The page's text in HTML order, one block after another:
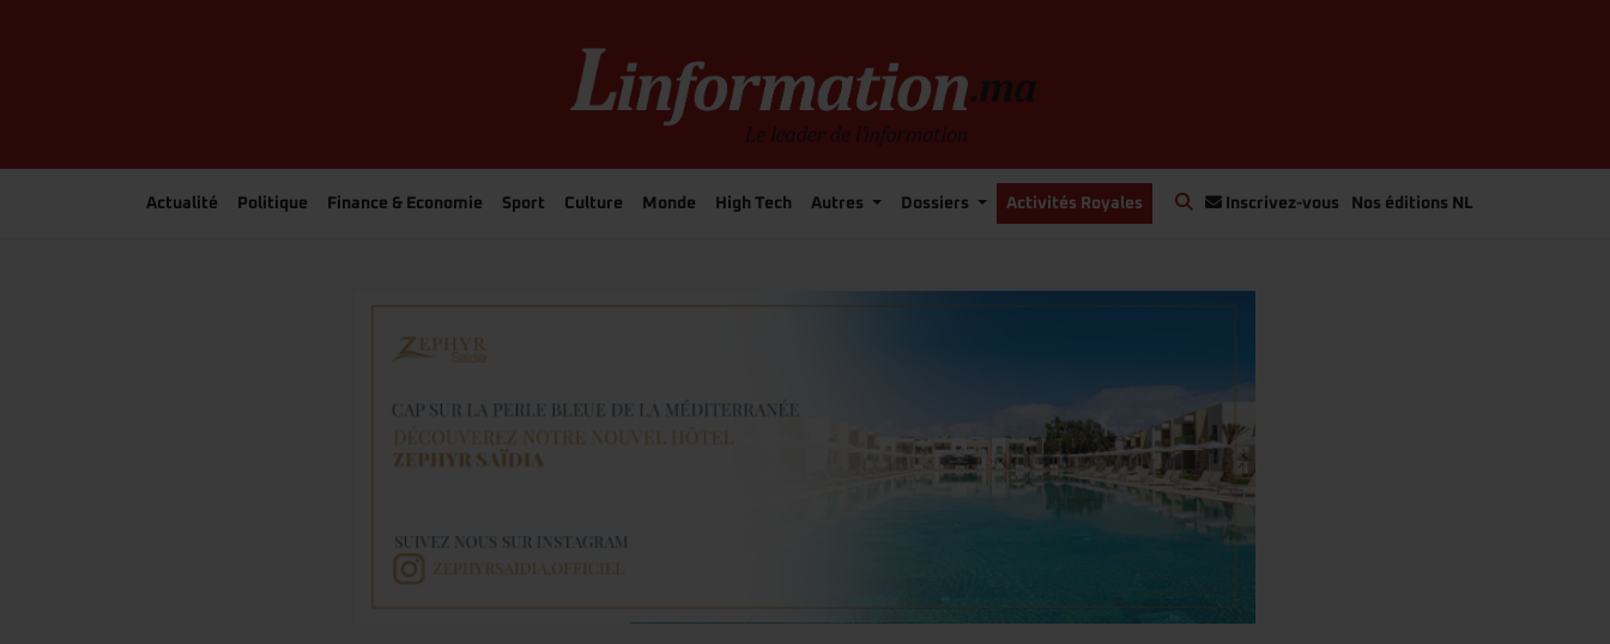
Actualité Politique Finance & Economie Sport Culture Monde High Tech Autres Dossiers Activités Royales Inscrivez-vous Nos éditions NL